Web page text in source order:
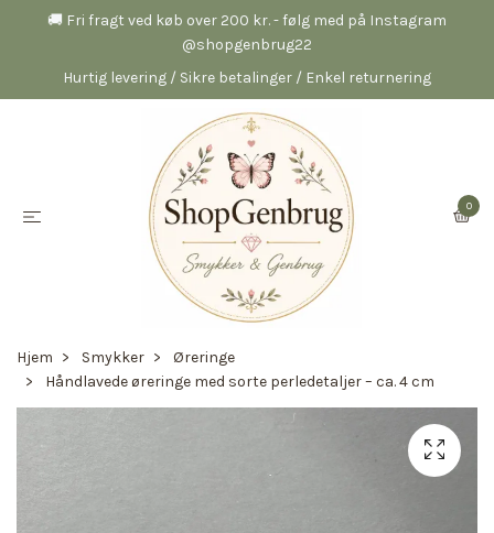
🚚 Fri fragt ved køb over 200 kr. - følg med på Instagram
@shopgenbrug22
Hurtig levering / Sikre betalinger / Enkel returnering
0
Hjem Smykker
Øreringe
Håndlavede øreringe med sorte perledetaljer – ca. 4 cm